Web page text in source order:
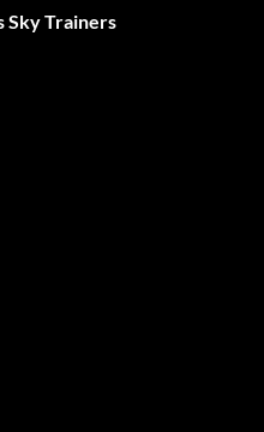
Sky Trainers